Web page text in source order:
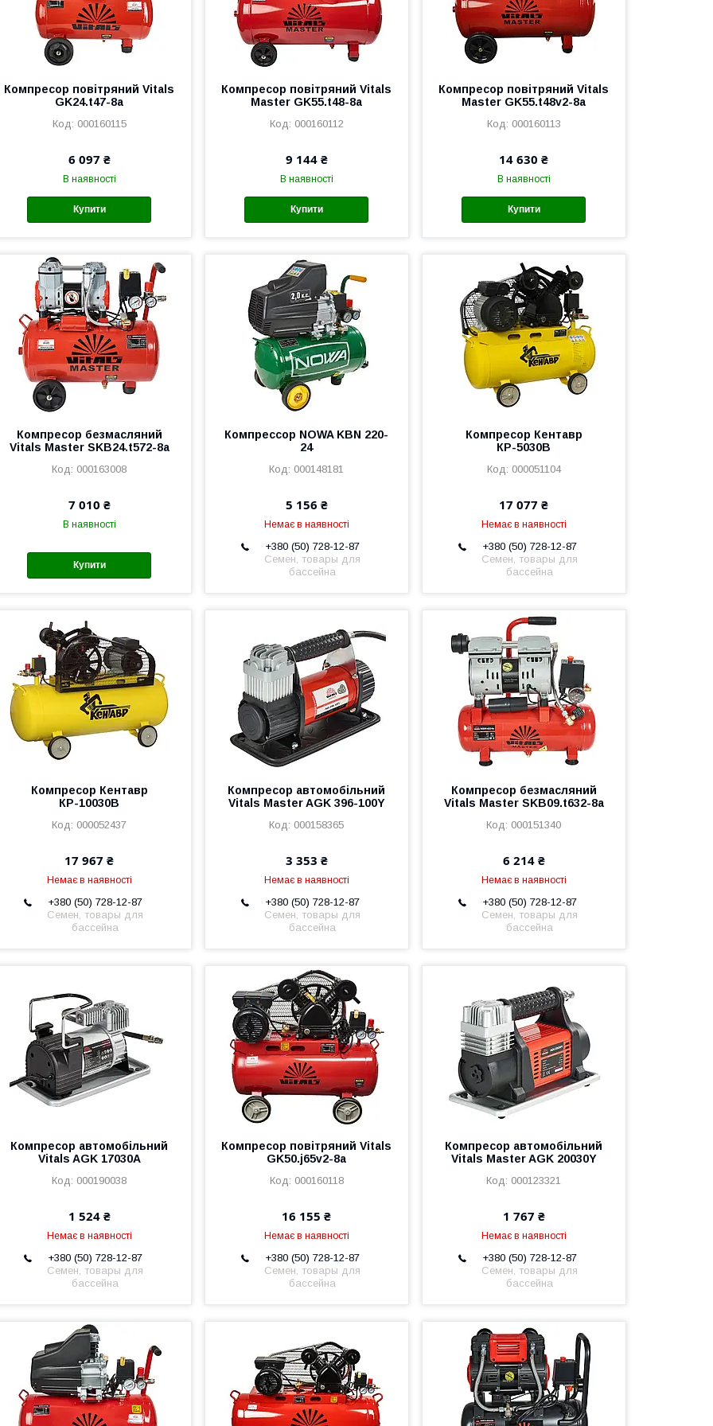
Компресор повітряний Vitals
GK24.t47-8a
000160115
6 097 ₴
В наявності
Купити
Компресор повітряний Vitals
Master GK55.t48-8a
000160112
9 144 ₴
В наявності
Купити
Компресор повітряний Vitals
Master GK55.t48v2-8a
000160113
14 630 ₴
В наявності
Купити
Компресор безмасляний
Vitals Master SKB24.t572-8a
000163008
7 010 ₴
В наявності
Купити
Компрессор NOWA KBN 220-
24
000148181
5 156 ₴
Немає в наявності
+380 (50) 728-12-87
Семен, товары для
бассейна
Компресор Кентавр
КР-5030В
000051104
17 077 ₴
Немає в наявності
+380 (50) 728-12-87
Семен, товары для
бассейна
Компресор Кентавр
КР-10030В
000052437
17 967 ₴
Немає в наявності
+380 (50) 728-12-87
Семен, товары для
бассейна
Компресор автомобільний
Vitals Master AGK 396-100Y
000158365
3 353 ₴
Немає в наявності
+380 (50) 728-12-87
Семен, товары для
бассейна
Компресор безмасляний
Vitals Master SKB09.t632-8a
000151340
6 214 ₴
Немає в наявності
+380 (50) 728-12-87
Семен, товары для
бассейна
Компресор автомобільний
Vitals AGK 17030A
000190038
1 524 ₴
Немає в наявності
+380 (50) 728-12-87
Семен, товары для
бассейна
Компресор повітряний Vitals
GK50.j65v2-8a
000160118
16 155 ₴
Немає в наявності
+380 (50) 728-12-87
Семен, товары для
бассейна
Компресор автомобільний
Vitals Master AGK 20030Y
000123321
1 767 ₴
Немає в наявності
+380 (50) 728-12-87
Семен, товары для
бассейна